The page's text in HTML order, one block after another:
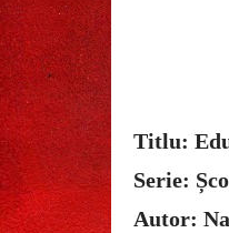
Titlu:
Serie:
Autor: